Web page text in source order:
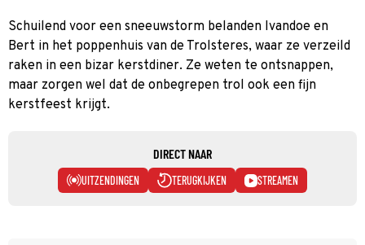
Schuilend voor een sneeuwstorm belanden Ivandoe en
Bert in het poppenhuis van de Trolsteres, waar ze verzeild
raken in een bizar kerstdiner. Ze weten te ontsnappen,
maar zorgen wel dat de onbegrepen trol ook een fijn
kerstfeest krijgt.
DIRECT NAAR
UITZENDINGEN TERUGKIJKEN STREAMEN